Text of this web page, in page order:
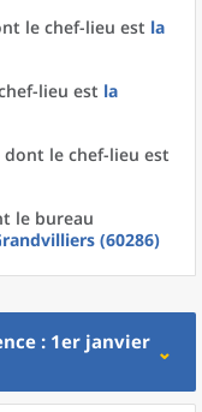
le chef-lieu est la
lieu est la
dont le chef-lieu est
le bureau
(60286)
: 1er janvier